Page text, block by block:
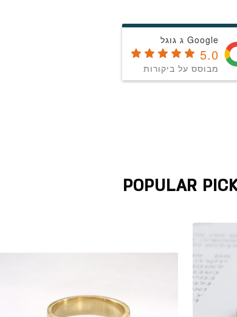
Google ג גוגל
5.0
מבוסס על ביקורות
POPULAR